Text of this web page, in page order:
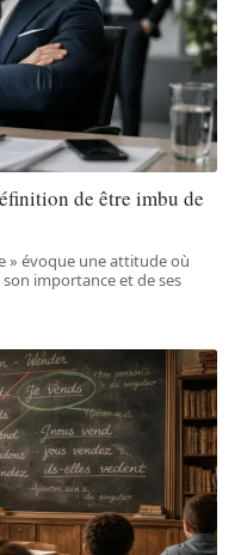
de être imbu de
» évoque une attitude où
importance et de ses